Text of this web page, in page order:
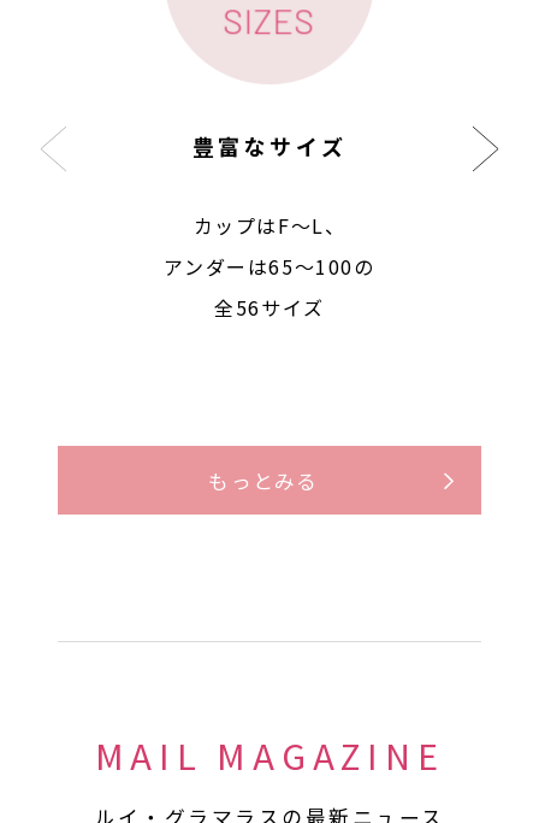
豊富なサイズ
カップはF〜L、
アンダーは65〜100の
全56サイズ
もっとみる
MAIL MAGAZINE
ルイ・グラマラスの最新ニュース